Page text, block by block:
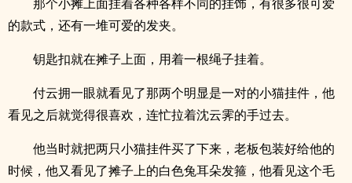
的款式，还有一堆可爱的发夹。
钥匙扣就在摊子上面，用着一根绳子挂着。
付云拥一眼就看见了那两个明显是一对的小猫挂件，他
看见之后就觉得很喜欢，连忙拉着沈云霁的手过去。
他当时就把两只小猫挂件买了下来，老板包装好给他的
时候，他又看见了摊子上的白色兔耳朵发箍，他看见这个毛